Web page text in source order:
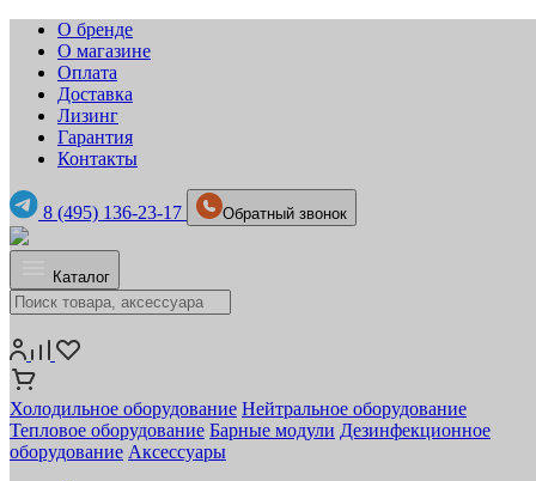
О бренде
О магазине
Оплата
Доставка
Лизинг
Гарантия
Контакты
8 (495) 136-23-17 Обратный звонок
Каталог
Холодильное оборудование Нейтральное оборудование
Тепловое оборудование Барные модули Дезинфекционное
оборудование Аксессуары